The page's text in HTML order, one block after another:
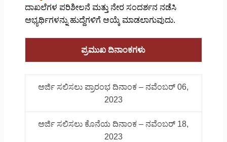
ದಾಖಲೆಗಳ ಪರಿಶೀಲನೆ ಮತ್ತು ನೇರ ಸಂದರ್ಶನ ನಡೆಸಿ
ಅಭ್ಯರ್ಥಿಗಳನ್ನು ಹುದ್ದೆಗಳಿಗೆ ಆಯ್ಕೆ ಮಾಡಲಾಗುವುದು.
ಪ್ರಮುಖ ದಿನಾಂಕಗಳು
ಅರ್ಜಿ ಸಲಿಸಲು ಪ್ರಾರಂಭ ದಿನಾಂಕ – ನವೆಂಬರ್ 06,
2023
ಅರ್ಜಿ ಸಲಿಸಲು ಕೊನೆಯ ದಿನಾಂಕ – ನವೆಂಬರ್ 18,
2023